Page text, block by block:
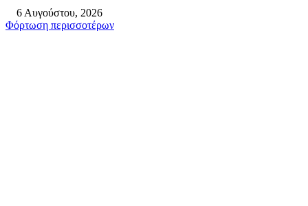
6 Αυγούστου, 2026
Φόρτωση περισσοτέρων